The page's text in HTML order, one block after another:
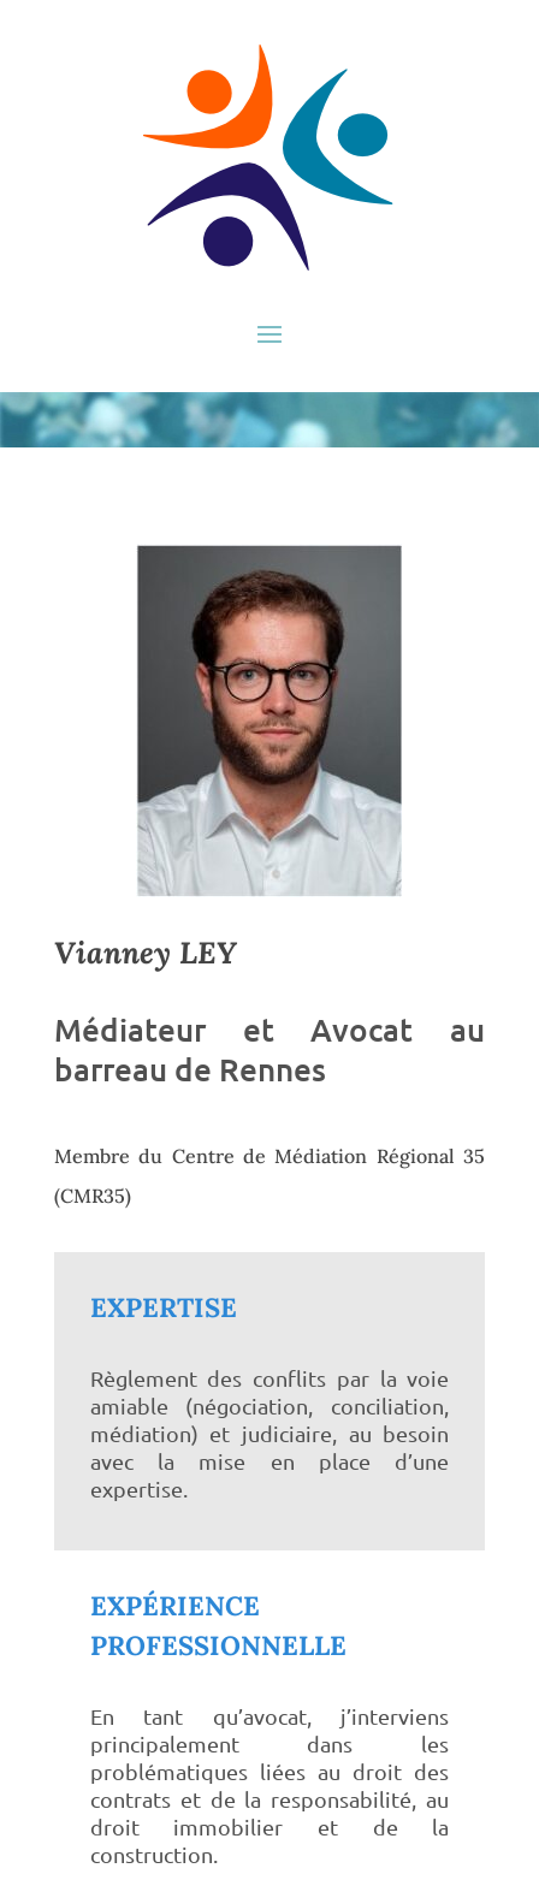
Vianney LEY
Médiateur et Avocat au
barreau de Rennes
Membre du Centre de Médiation Régional 35
(CMR35)
EXPERTISE
Règlement des conflits par la voie
amiable (négociation, conciliation,
médiation) et judiciaire, au besoin
avec la mise en place d’une
expertise.
EXPÉRIENCE
PROFESSIONNELLE
En tant qu’avocat, j’interviens
principalement dans les
problématiques liées au droit des
contrats et de la responsabilité, au
droit immobilier et de la
construction.